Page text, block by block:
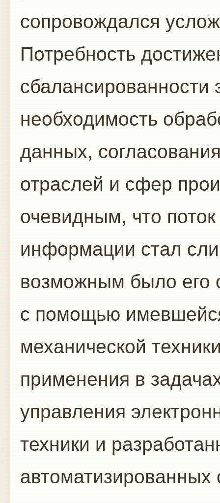
сопровождался
Потребность
необходимость
данных,
отраслей и сфер
очевидным, что
информации стал
возможным было его
с помощью
механической
применения в
управления
техники и
автоматизированных